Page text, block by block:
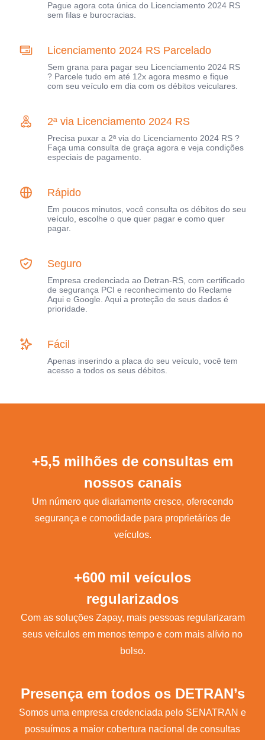
Pague agora cota única do Licenciamento 2024 RS
sem filas e burocracias.
Licenciamento 2024 RS Parcelado
Sem grana para pagar seu Licenciamento 2024 RS
? Parcele tudo em até 12x agora mesmo e fique
com seu veículo em dia com os débitos veiculares.
2ª via Licenciamento 2024 RS
Precisa puxar a 2ª via do Licenciamento 2024 RS ?
Faça uma consulta de graça agora e veja condições
especiais de pagamento.
Rápido
Em poucos minutos, você consulta os débitos do seu
veículo, escolhe o que quer pagar e como quer
pagar.
Seguro
Empresa credenciada ao Detran-RS, com certificado
de segurança PCI e reconhecimento do Reclame
Aqui e Google. Aqui a proteção de seus dados é
prioridade.
Fácil
Apenas inserindo a placa do seu veículo, você tem
acesso a todos os seus débitos.
+5,5 milhões de consultas em
nossos canais
Um número que diariamente cresce, oferecendo
segurança e comodidade para proprietários de
veículos.
+600 mil veículos
regularizados
Com as soluções Zapay, mais pessoas regularizaram
seus veículos em menos tempo e com mais alívio no
bolso.
Presença em todos os DETRAN’s
Somos uma empresa credenciada pelo SENATRAN e
possuímos a maior cobertura nacional de consultas